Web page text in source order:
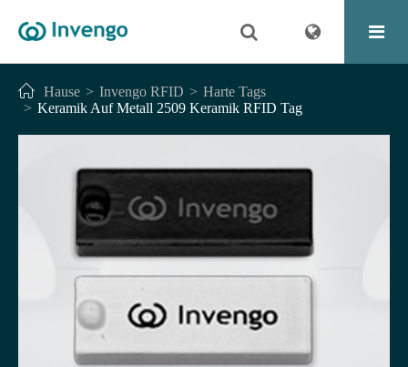
Hause Invengo RFID
Harte Tags
Keramik Auf Metall 2509 Keramik RFID Tag